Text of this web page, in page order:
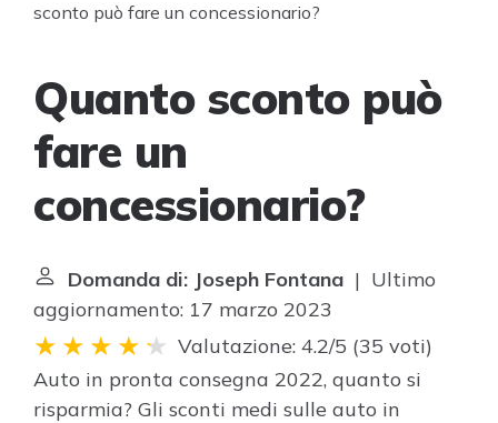
sconto può fare un concessionario?
Quanto sconto può
fare un
concessionario?
Domanda di: Joseph Fontana | Ultimo
aggiornamento: 17 marzo 2023
Valutazione: 4.2/5 (35 voti)
Auto in pronta consegna 2022, quanto si
risparmia? Gli sconti medi sulle auto in